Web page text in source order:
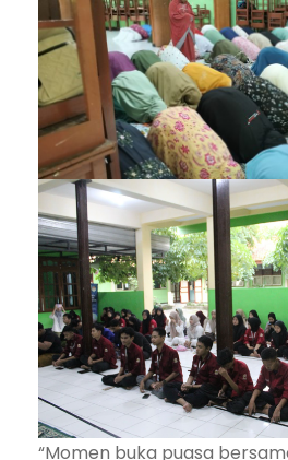
“Momen buka puasa